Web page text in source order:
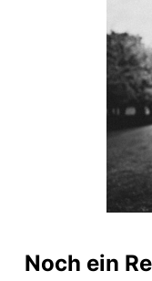
Noch ein